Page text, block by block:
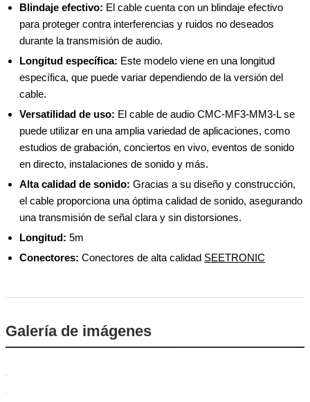
Blindaje efectivo: El cable cuenta con un blindaje efectivo
para proteger contra interferencias y ruidos no deseados
durante la transmisión de audio.
Longitud específica: Este modelo viene en una longitud
específica, que puede variar dependiendo de la versión del
cable.
Versatilidad de uso: El cable de audio CMC-MF3-MM3-L se
puede utilizar en una amplia variedad de aplicaciones, como
estudios de grabación, conciertos en vivo, eventos de sonido
en directo, instalaciones de sonido y más.
Alta calidad de sonido: Gracias a su diseño y construcción,
el cable proporciona una óptima calidad de sonido, asegurando
una transmisión de señal clara y sin distorsiones.
Longitud: 5m
Conectores: Conectores de alta calidad SEETRONIC
Galería de imágenes